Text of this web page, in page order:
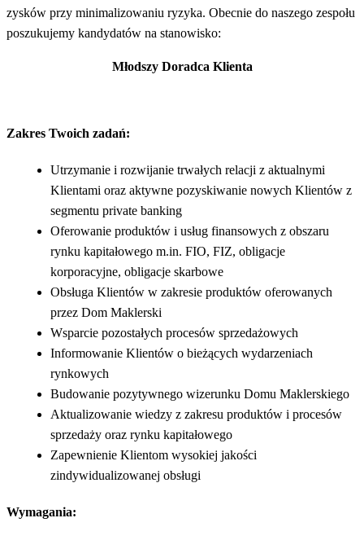
zysków przy minimalizowaniu ryzyka. Obecnie do naszego zespołu
poszukujemy kandydatów na stanowisko:
Młodszy Doradca Klienta
Zakres Twoich zadań:
Utrzymanie i rozwijanie trwałych relacji z aktualnymi
Klientami oraz aktywne pozyskiwanie nowych Klientów z
segmentu private banking
Oferowanie produktów i usług finansowych z obszaru
rynku kapitałowego m.in. FIO, FIZ, obligacje
korporacyjne, obligacje skarbowe
Obsługa Klientów w zakresie produktów oferowanych
przez Dom Maklerski
Wsparcie pozostałych procesów sprzedażowych
Informowanie Klientów o bieżących wydarzeniach
rynkowych
Budowanie pozytywnego wizerunku Domu Maklerskiego
Aktualizowanie wiedzy z zakresu produktów i procesów
sprzedaży oraz rynku kapitałowego
Zapewnienie Klientom wysokiej jakości
zindywidualizowanej obsługi
Wymagania: